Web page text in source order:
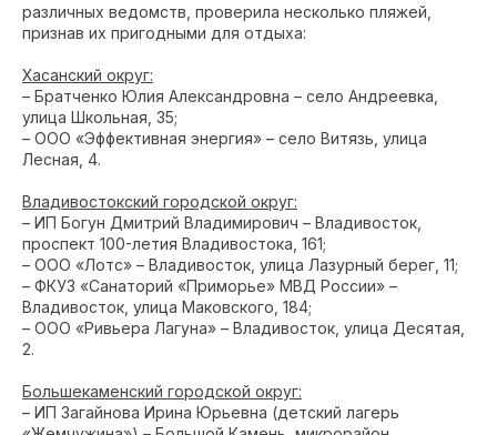
различных ведомств, проверила несколько пляжей,
признав их пригодными для отдыха:
Хасанский округ:
– Братченко Юлия Александровна – село Андреевка,
улица Школьная, 35;
– ООО «Эффективная энергия» – село Витязь, улица
Лесная, 4.
Владивостокский городской округ:
– ИП Богун Дмитрий Владимирович – Владивосток,
проспект 100-летия Владивостока, 161;
– ООО «Лотс» – Владивосток, улица Лазурный берег, 11;
– ФКУЗ «Санаторий «Приморье» МВД России» –
Владивосток, улица Маковского, 184;
– ООО «Ривьера Лагуна» – Владивосток, улица Десятая,
2.
Большекаменский городской округ:
– ИП Загайнова Ирина Юрьевна (детский лагерь